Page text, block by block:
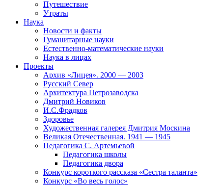
Путешествие
Утраты
Наука
Новости и факты
Гуманитарные науки
Естественно-математические науки
Наука в лицах
Проекты
Архив «Лицея». 2000 — 2003
Русский Север
Архитектура Петрозаводска
Дмитрий Новиков
И.С.Фрадков
Здоровье
Художественная галерея Дмитрия Москина
Великая Отечественная. 1941 — 1945
Педагогика С. Артемьевой
Педагогика школы
Педагогика двора
Конкурс короткого рассказа «Сестра таланта»
Конкурс «Во весь голос»